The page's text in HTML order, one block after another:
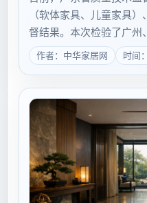
（软体家具、儿童家具
督结果。本次检验了广州
企业生产的锻压机械产品
次，不合格产品发现率为
作者：中华家居网 时间